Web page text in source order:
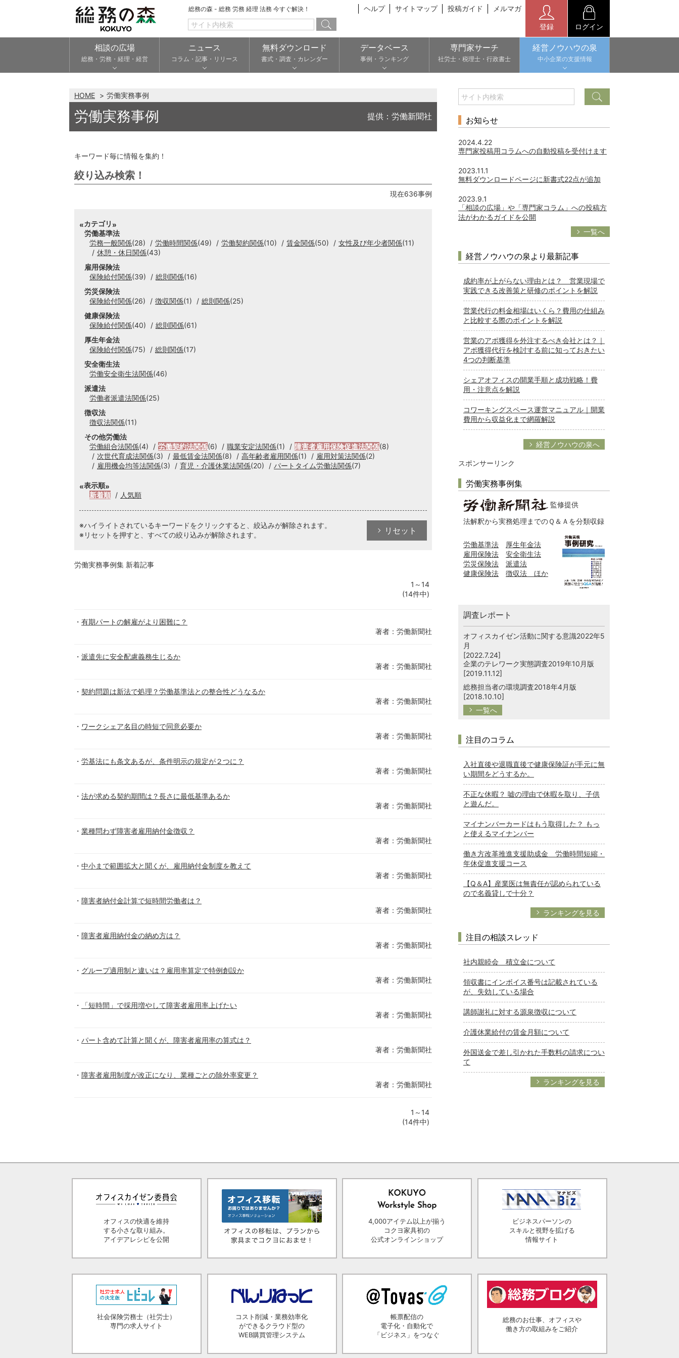
総務の森 - 総務 労務 経理 法務 今すぐ解決！ ヘルプ サイトマップ 投稿ガイド メルマガ
登録 ログイン
相談の広場
総務・労務・経理・経営
ニュース
コラム・記事・リリース
無料ダウンロード
書式・調査・カレンダー
データベース
事例・ランキング
専門家サーチ
社労士・税理士・行政書士
経営ノウハウの泉
中小企業の支援情報
HOME 労働実務事例
労働実務事例 提供：労働新聞社
キーワード毎に情報を集約！
絞り込み検索！
現在636事例
カテゴリ
労働基準法
労務一般関係(28) 労働時間関係(49) 労働契約関係(10) 賃金関係(50) 女性及び年少者関係(11)
休憩・休日関係(43)
雇用保険法
保険給付関係(39) 総則関係(16)
労災保険法
保険給付関係(26) 徴収関係(1) 総則関係(25)
健康保険法
保険給付関係(40) 総則関係(61)
厚生年金法
保険給付関係(75) 総則関係(17)
安全衛生法
労働安全衛生法関係(46)
派遣法
労働者派遣法関係(25)
徴収法
徴収法関係(11)
その他労働法
労働組合法関係(4) 労働契約法関係(6) 職業安定法関係(1) 障害者雇用保険促進法関係(8)
次世代育成法関係(3) 最低賃金法関係(8) 高年齢者雇用関係(1) 雇用対策法関係(2)
雇用機会均等法関係(3) 育児・介護休業法関係(20) パートタイム労働法関係(7)
表示順
新着順
人気順
※ハイライトされているキーワードをクリックすると、絞込みが解除されます。
※リセットを押すと、すべての絞り込みが解除されます。
リセット
労働実務事例集 新着記事
1～14
(14件中)
有期パートの解雇がより困難に？
著者：労働新聞社
派遣先に安全配慮義務生じるか
著者：労働新聞社
契約問題は新法で処理？労働基準法との整合性どうなるか
著者：労働新聞社
ワークシェア名目の時短で同意必要か
著者：労働新聞社
労基法にも条文あるが、条件明示の規定が２つに？
著者：労働新聞社
法が求める契約期間は？長さに最低基準あるか
著者：労働新聞社
業種問わず障害者雇用納付金徴収？
著者：労働新聞社
中小まで範囲拡大と聞くが、雇用納付金制度を教えて
著者：労働新聞社
障害者納付金計算で短時間労働者は？
著者：労働新聞社
障害者雇用納付金の納め方は？
著者：労働新聞社
グループ適用制と違いは？雇用率算定で特例創設か
著者：労働新聞社
「短時間」で採用増やして障害者雇用率上げたい
著者：労働新聞社
パート含めて計算と聞くが、障害者雇用率の算式は？
著者：労働新聞社
障害者雇用制度が改正になり、業種ごとの除外率変更？
著者：労働新聞社
1～14
(14件中)
お知らせ
2024.4.22
専門家投稿用コラムへの自動投稿を受付けます
2023.11.1
無料ダウンロードページに新書式22点が追加
2023.9.1
「相談の広場」や「専門家コラム」への投稿方
法がわかるガイドを公開
一覧へ
経営ノウハウの泉より最新記事
成約率が上がらない理由とは？ 営業現場で
実践できる改善策と研修のポイントを解説
営業代行の料金相場はいくら？費用の仕組み
と比較する際のポイントを解説
営業のアポ獲得を外注するべき会社とは？｜
アポ獲得代行を検討する前に知っておきたい
4つの判断基準
シェアオフィスの開業手順と成功戦略！費
用・注意点を解説
コワーキングスペース運営マニュアル｜開業
費用から収益化まで網羅解説
経営ノウハウの泉へ
スポンサーリンク
労働実務事例集
監修提供
法解釈から実務処理までのＱ＆Ａを分類収録
労働基準法
厚生年金法
雇用保険法
安全衛生法
労災保険法
派遣法
健康保険法
徴収法 ほか
調査レポート
オフィスカイゼン活動に関する意識2022年5
月
[2022.7.24]
企業のテレワーク実態調査2019年10月版
[2019.11.12]
総務担当者の環境調査2018年4月版
[2018.10.10]
一覧へ
注目のコラム
入社直後や退職直後で健康保険証が手元に無
い期間をどうするか。
不正な休暇？ 嘘の理由で休暇を取り、子供
と遊んだ。
マイナンバーカードはもう取得した？ もっ
と使えるマイナンバー
働き方改革推進支援助成金 労働時間短縮・
年休促進支援コース
【Q＆A】産業医は無責任が認められている
ので名義貸しで十分？
ランキングを見る
注目の相談スレッド
社内親睦会 積立金について
領収書にインボイス番号は記載されている
が、失効している場合
講師謝礼に対する源泉徴収について
介護休業給付の賃金月額について
外国送金で差し引かれた手数料の請求につい
て
ランキングを見る
オフィスの快適を維持
する小さな取り組み。
アイデアレシピを公開
4,000アイテム以上が揃う
コクヨ家具初の
公式オンラインショップ
ビジネスパーソンの
スキルと視野を拡げる
情報サイト
社会保険労務士（社労士）
専門の求人サイト
コスト削減・業務効率化
ができるクラウド型の
WEB購買管理システム
帳票配信の
電子化・自動化で
「ビジネス」をつなぐ
総務のお仕事、オフィスや
働き方の取組みをご紹介